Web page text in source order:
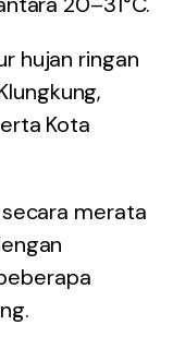
hujan ringan
Kota
merata